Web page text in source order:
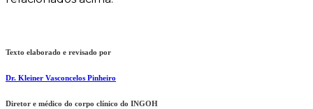
Texto elaborado e revisado por
Dr. Kleiner Vasconcelos Pinheiro
Diretor e médico do corpo clínico do INGOH